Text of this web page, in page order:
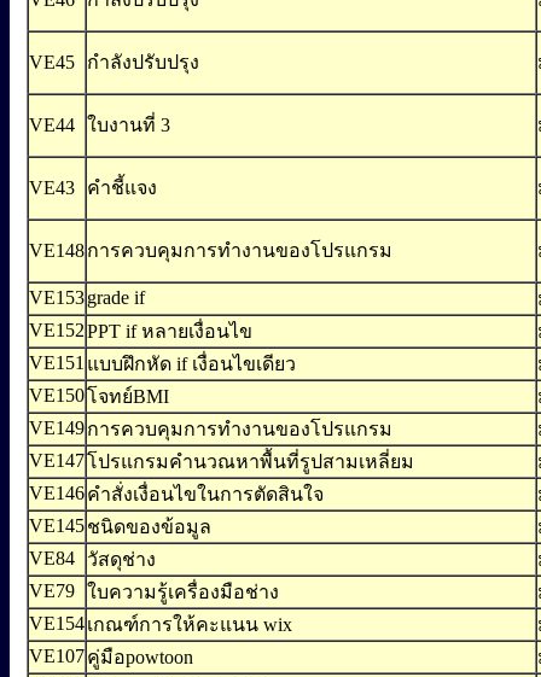
VE45 กำลังปรับปรุง
VE44 ใบงานที่ 3
VE43 คำชี้แจง
VE148การควบคุมการทำงานของโปรแกรม
VE153grade if
VE152PPT if หลายเงื่อนไข
VE151 แบบฝึกหัด if เงื่อนไขเดียว
VE150โจทย์BMI
VE149การควบคุมการทำงานของโปรแกรม
VE147โปรแกรมคำนวณหาพื้นที่รูปสามเหลี่ยม
VE146คำสั่งเงื่อนไขในการตัดสินใจ
VE145ชนิดของข้อมูล
VE84
วัสดุช่าง
VE79 ใบความรู้เครื่องมือช่าง
VE154เกณฑ์การให้คะแนน wix
VE107คู่มือpowtoon